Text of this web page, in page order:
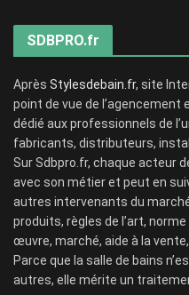
SDBPRO.fr
Après Stylesdebain.fr, site
point de vue de l’agencement
dédié aux professionnels de
fabricants, distributeurs,
Sur Sdbpro.fr, chaque acteur
avec son métier et peut en
autres intervenants du
produits, règles de l’art,
œuvre, marché, aide à la
Parce que la salle de bains
autres, elle mérite un